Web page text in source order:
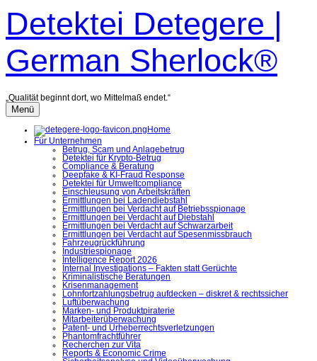
Inhalt
überspringen
Detektei Detegere |
German Sherlock®
„Qualität beginnt dort, wo Mittelmaß endet.“
Menü
Home
Für Unternehmen
Betrug, Scam und Anlagebetrug
Detektei für Krypto-Betrug
Compliance & Beratung
Deepfake & KI-Fraud Response
Detektei für Umweltcompliance
Einschleusung von Arbeitskräften
Ermittlungen bei Ladendiebstahl
Ermittlungen bei Verdacht auf Betriebsspionage
Ermittlungen bei Verdacht auf Diebstahl
Ermittlungen bei Verdacht auf Schwarzarbeit
Ermittlungen bei Verdacht auf Spesenmissbrauch
Fahrzeugrückführung
Industriespionage
Intelligence Report 2026
Internal Investigations – Fakten statt Gerüchte
Kriminalistische Beratungen
Krisenmanagement
Lohnfortzahlungsbetrug aufdecken – diskret & rechtssicher
Luftüberwachung
Marken- und Produktpiraterie
Mitarbeiterüberwachung
Patent- und Urheberrechtsverletzungen
Phantomfrachtführer
Recherchen zur Vita
Reports & Economic Crime